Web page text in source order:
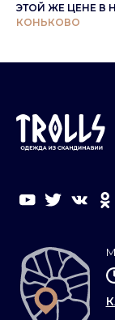
ЭТОЙ ЖЕ ЦЕНЕ В
КОНЬКОВО